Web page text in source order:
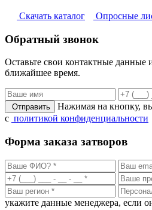
Cкачать каталог Опросные
Обратный звонок
Оставьте свои контактные
ближайшее время.
Отправить
Нажимая на кнопку,
с политикой конфиденциальности
Форма заказа затворов
укажите данные менеджера, если